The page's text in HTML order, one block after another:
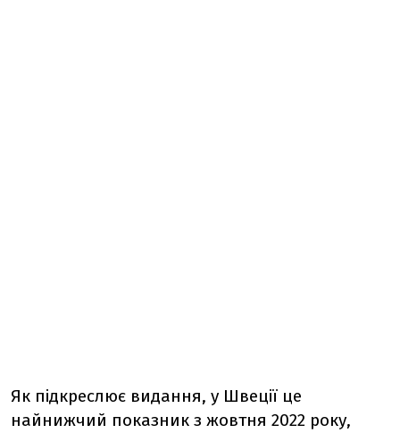
Як підкреслює видання, у Швеції це
найнижчий показник з жовтня 2022 року,